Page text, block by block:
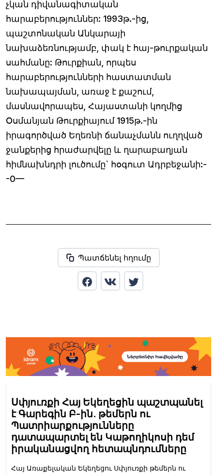
չկան դիվանագիտական
հարաբերություններ: 1993թ.-ից,
պաշտոնական Անկարայի
նախաձեռնությամբ, փակ է հայ-թուրքական
սահմանը: Թուրքիան, որպես
հարաբերությունների հաստատման
նախապայման, առաջ է քաշում,
մասնավորապես, Հայաստանի կողմից
Օսմանյան Թուրքիայում 1915թ.-ին
իրագործված Եղեռնի ճանաչմանն ուղղված
ջանքերից հրաժարվելը և ղարաբաղյան
հիմնախնդրի լուծումը` հօգուտ Ադրբեջանի:-
-0—
Պատճենել հղումը
Սփյուռքի Հայ Եկեղեցին պաշտպանել
է Գարեգին Բ-ին. թեմերն ու
Պատրիարքությունները
դատապարտել են Կաթողիկոսի դեմ
իրականացվող հետապնդումները
Հայ Առաքելական Եկեղեցու Սփյուռքի թեմերն ու